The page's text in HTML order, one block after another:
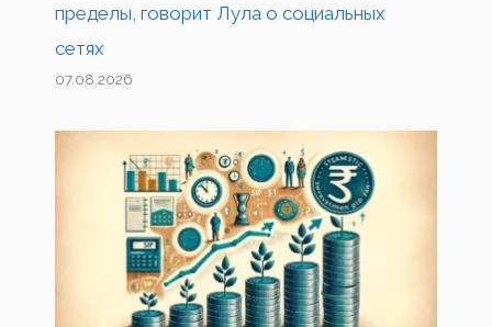
пределы, говорит Лула о социальных
сетях
07.08.2026